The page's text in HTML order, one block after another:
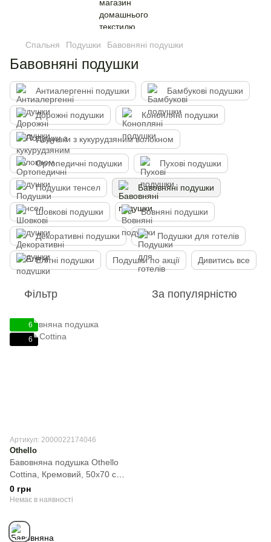
Спальня Подушки Бавовняні подушки
Бавовняні подушки
Антиалергенні подушки Бамбукові подушки
Дорожні подушки Конопляні подушки
Подушки з кукурудзяним волокном
Ортопедичні подушки Пухові подушки
Подушки тенсел Бавовняні подушки
Шовкові подушки Вовняні подушки
Декоративні подушки Подушки для готелів
Елітні подушки Подушки по акції Дивитись все
Фільтр За популярністю
6
6
Артикул: 2000022174046
Othello
Бавовняна подушка Othello
Cottina, Кремовий, 50х70 см,
1000 г
0 грн
Немає в наявності